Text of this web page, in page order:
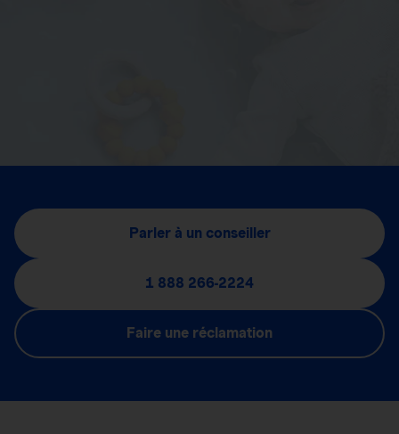
Parler à un conseiller
1 888 266-2224
Faire une réclamation